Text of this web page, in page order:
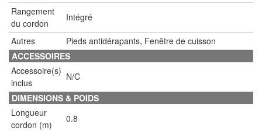
Rangement
du cordon
Intégré
Autres
Pieds antidérapants, Fenêtre de cuisson
ACCESSOIRES
Accessoire(s)
inclus
N/C
DIMENSIONS & POIDS
Longueur
cordon (m)
0.8